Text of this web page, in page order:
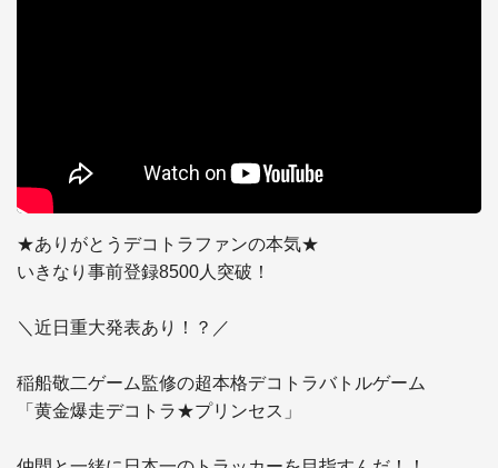
★ありがとうデコトラファンの本気★
いきなり事前登録8500人突破！
＼近日重大発表あり！？／
稲船敬二ゲーム監修の超本格デコトラバトルゲーム
「黄金爆走デコトラ★プリンセス」